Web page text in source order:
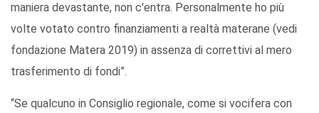
maniera devastante, non c'entra. Personalmente ho più
volte votato contro finanziamenti a realtà materane (vedi
fondazione Matera 2019) in assenza di correttivi al mero
trasferimento di fondi”.
“Se qualcuno in Consiglio regionale, come si vocifera con